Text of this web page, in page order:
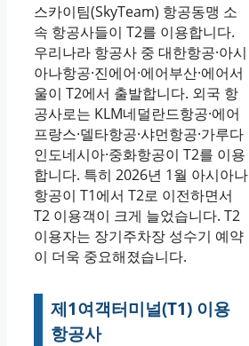
스카이팀(SkyTeam) 항공동맹 소
속 항공사들이 T2를 이용합니다.
우리나라 항공사 중 대한항공·아시
아나항공·진에어·에어부산·에어서
울이 T2에서 출발합니다. 외국 항
공사로는 KLM네덜란드항공·에어
프랑스·델타항공·샤먼항공·가루다
인도네시아·중화항공이 T2를 이용
합니다. 특히 2026년 1월 아시아나
항공이 T1에서 T2로 이전하면서
T2 이용객이 크게 늘었습니다. T2
이용자는 장기주차장 성수기 예약
이 더욱 중요해졌습니다.
제1여객터미널(T1) 이용
항공사